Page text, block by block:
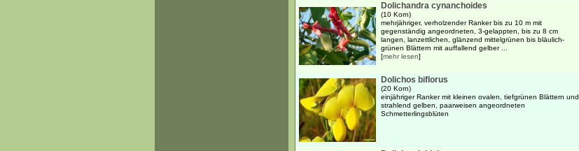
Dolichandra cynanchoides
(10 Korn)
mehrjähriger, verholzender Ranker bis zu 10 m mit
gegenständig angeordneten, 3-gelappten, bis zu 8 cm
langen, lanzettlichen, glänzend mittelgrünen bis bläulich-
grünen Blättern mit auffallend gelber ...
[mehr lesen]
Dolichos biflorus
(20 Korn)
einjähriger Ranker mit kleinen ovalen, tiefgrünen Blättern und
strahlend gelben, paarweisen angeordneten
Schmetterlingsblüten